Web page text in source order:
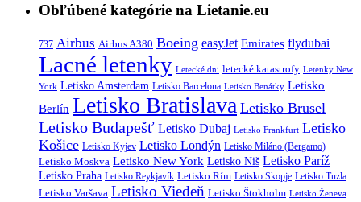
Obľúbené kategórie na Lietanie.eu
737 Airbus Airbus A380 Boeing easyJet Emirates flydubai
Lacné letenky Letecké dni letecké katastrofy Letenky New
York Letisko Amsterdam Letisko Barcelona Letisko Benátky Letisko
Berlín Letisko Bratislava Letisko Brusel
Letisko Budapešť Letisko Dubaj Letisko Frankfurt Letisko
Košice Letisko Kyjev Letisko Londýn Letisko Miláno (Bergamo)
Letisko Moskva Letisko New York Letisko Niš Letisko Paríž
Letisko Praha Letisko Reykjavík Letisko Rím Letisko Skopje Letisko Tuzla
Letisko Varšava Letisko Viedeň Letisko Štokholm Letisko Ženeva